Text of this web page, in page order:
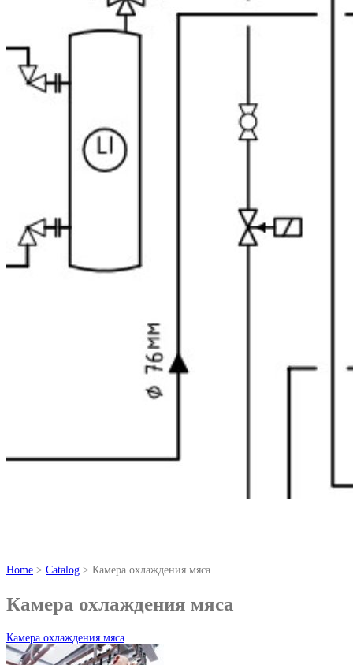
Home > Catalog > Камера охлаждения мяса
Камера охлаждения мяса
Камера охлаждения мяса